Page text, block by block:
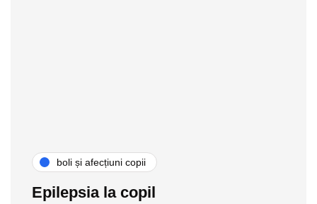
boli și afecțiuni copii
Epilepsia la copil